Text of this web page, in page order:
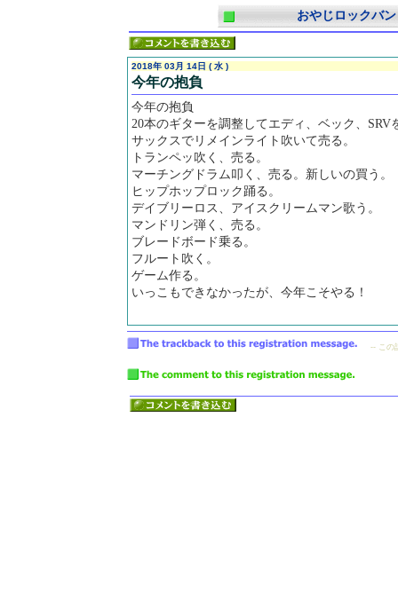
おやじロックバ
2018年 03月 14日 ( 水 )
今年の抱負
今年の抱負
20本のギターを調整してエディ、ベック、SRV
サックスでリメインライト吹いて売る。
トランペッ吹く、売る。
マーチングドラム叩く、売る。新しいの買う。
ヒップホップロック踊る。
デイブリーロス、アイスクリームマン歌う。
マンドリン弾く、売る。
ブレードボード乗る。
フルート吹く。
ゲーム作る。
いっこもできなかったが、今年こそやる！
-- この